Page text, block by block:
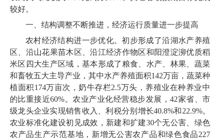
较好。
一、结构调整不断推进，经济运行质量进一步提高
农村经济结构进一步优化。初步形成了沿湖水产养殖
区、沿山花果苗木区、沿江经济作物区和阳澄淀泖优质稻
米区四大生产区域，基本形成了粮食、水产、林果、蔬菜
和畜牧五大主导产业，其中水产养殖面积142万亩，蔬菜种
植面积174万亩次，奶牛存栏2.5万头，养殖业在种养业中
的比重接近60%。农业产业化经营稳步发展，42家省、市
级龙头企业实现销售收入、利税分别增长40.8%和22.9%。
农业标准化建设初见成效，新建和扩建30个无公害、绿色
农产品生产示范基地，新增无公害农产品和绿色食品227